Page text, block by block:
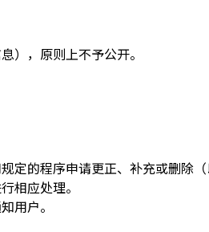
），原则上不予公开。
定的程序申请更正、补充或删除
相应处理。
用户。